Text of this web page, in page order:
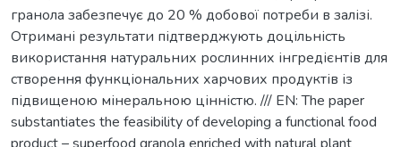
гранола забезпечує до 20 % добової потреби в залізі.
Отримані результати підтверджують доцільність
використання натуральних рослинних інгредієнтів для
створення функціональних харчових продуктів із
підвищеною мінеральною цінністю. /// EN: The paper
substantiates the feasibility of developing a functional food